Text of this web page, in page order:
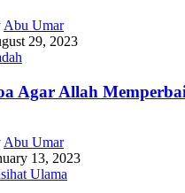
Abu Umar
29, 2023
Agar Allah
Abu Umar
13, 2023
Ulama